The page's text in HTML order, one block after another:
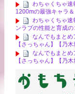
わちゃくちゃ
1200mの最強キャラ
わちゃくちゃ速
ンラブの性能と育成の
なんでもまとめ
【さっちゃん】【乃
なんでもまとめ
【さっちゃん】【乃